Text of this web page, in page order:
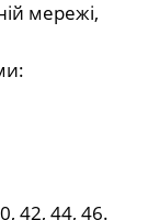
мережі,
42, 44, 46.